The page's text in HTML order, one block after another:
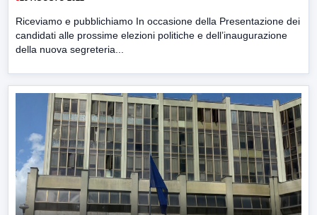
Riceviamo e pubblichiamo In occasione della Presentazione dei
candidati alle prossime elezioni politiche e dell’inaugurazione
della nuova segreteria...